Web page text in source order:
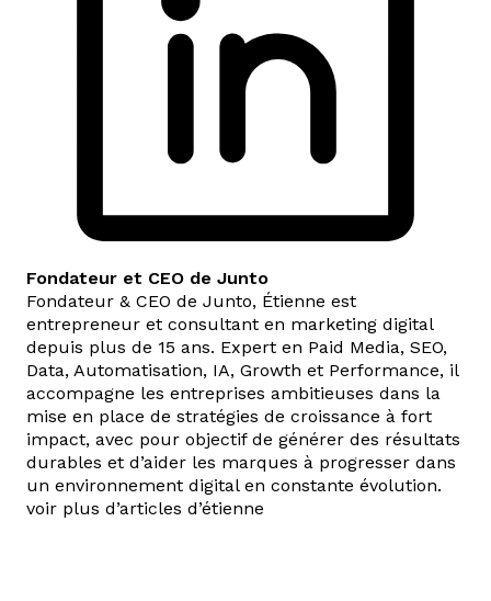
Fondateur et CEO de Junto
Fondateur & CEO de Junto, Étienne est
entrepreneur et consultant en marketing digital
depuis plus de 15 ans. Expert en Paid Media, SEO,
Data, Automatisation, IA, Growth et Performance, il
accompagne les entreprises ambitieuses dans la
mise en place de stratégies de croissance à fort
impact, avec pour objectif de générer des résultats
durables et d’aider les marques à progresser dans
un environnement digital en constante évolution.
voir plus d’articles d’étienne